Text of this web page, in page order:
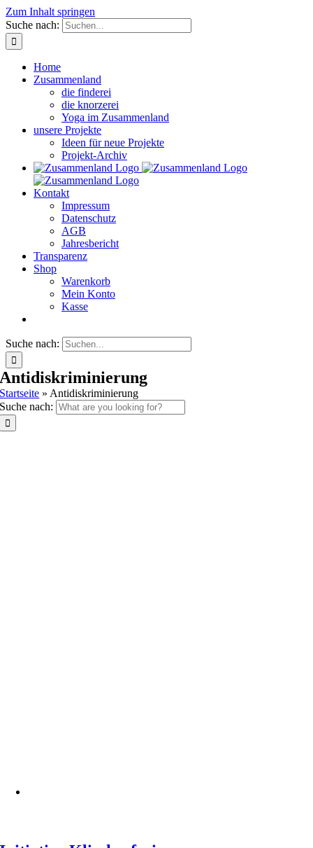
Zum Inhalt springen
Suche nach:
Home
Zusammenland
die finderei
die knorzerei
Yoga im Zusammenland
unsere Projekte
Ideen für neue Projekte
Projekt-Archiv
Kontakt
Impressum
Datenschutz
AGB
Jahresbericht
Transparenz
Shop
Warenkorb
Mein Konto
Kasse
Suche nach:
Antidiskriminierung
Startseite » Antidiskriminierung
Suche nach: